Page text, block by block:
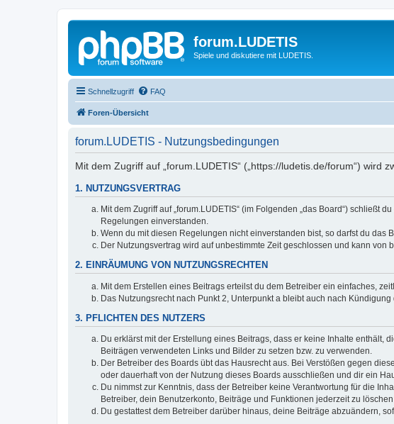
forum.LUDETIS
Spiele und diskutiere mit LUDETIS.
Schnellzugriff FAQ
Foren-Übersicht
forum.LUDETIS - Nutzungsbedingungen
Mit dem Zugriff auf „forum.LUDETIS“ („https://ludetis.de/forum“)
1. NUTZUNGSVERTRAG
Mit dem Zugriff auf „forum.LUDETIS“ (im Folgenden „das Board“) schließt
Regelungen einverstanden.
Wenn du mit diesen Regelungen nicht einverstanden bist, so darfst du
Der Nutzungsvertrag wird auf unbestimmte Zeit geschlossen und kann
2. EINRÄUMUNG VON NUTZUNGSRECHTEN
Mit dem Erstellen eines Beitrags erteilst du dem Betreiber ein einfaches,
Das Nutzungsrecht nach Punkt 2, Unterpunkt a bleibt auch nach
3. PFLICHTEN DES NUTZERS
Du erklärst mit der Erstellung eines Beitrags, dass er keine Inhalte enthält,
Beiträgen verwendeten Links und Bilder zu setzen bzw. zu verwenden.
Der Betreiber des Boards übt das Hausrecht aus. Bei Verstößen gegen
oder dauerhaft von der Nutzung dieses Boards ausschließen und dir ein
Du nimmst zur Kenntnis, dass der Betreiber keine Verantwortung für die
Betreiber, dein Benutzerkonto, Beiträge und Funktionen jederzeit zu
Du gestattest dem Betreiber darüber hinaus, deine Beiträge abzuändern,